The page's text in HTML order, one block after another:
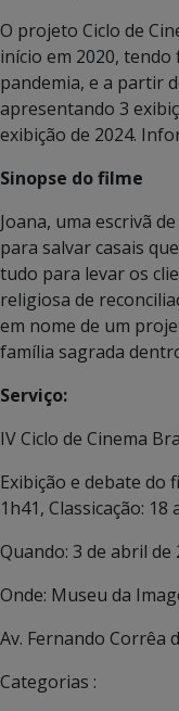
O projeto Ciclo de
início em 2020,
pandemia, e a partir
apresentando 3
exibição de 2024.
Sinopse do filme
Joana, uma escrivã
para salvar casais
tudo para levar os
religiosa de
em nome de um
família sagrada
Serviço:
IV Ciclo de Cinema
Exibição e debate do
1h41, Classicação: 18
Quando: 3 de abril de
Onde: Museu da
Av. Fernando Corrêa
Categorias :